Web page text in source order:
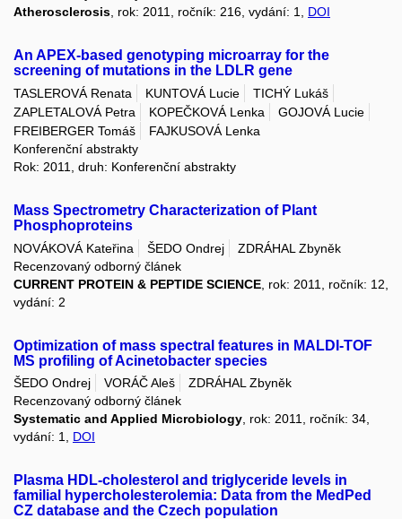
Atherosclerosis, rok: 2011, ročník: 216, vydání: 1, DOI
An APEX-based genotyping microarray for the
screening of mutations in the LDLR gene
TASLEROVÁ Renata KUNTOVÁ Lucie
TICHÝ Lukáš
ZAPLETALOVÁ Petra
KOPEČKOVÁ Lenka
GOJOVÁ Lucie
FREIBERGER Tomáš
FAJKUSOVÁ Lenka
Konferenční abstrakty
Rok: 2011, druh: Konferenční abstrakty
Mass Spectrometry Characterization of Plant
Phosphoproteins
NOVÁKOVÁ Kateřina ŠEDO Ondrej
ZDRÁHAL Zbyněk
Recenzovaný odborný článek
CURRENT PROTEIN & PEPTIDE SCIENCE , rok: 2011, ročník: 12,
vydání: 2
Optimization of mass spectral features in MALDI-TOF
MS profiling of Acinetobacter species
ŠEDO Ondrej VORÁČ Aleš
ZDRÁHAL Zbyněk
Recenzovaný odborný článek
Systematic and Applied Microbiology , rok: 2011, ročník: 34,
vydání: 1, DOI
Plasma HDL-cholesterol and triglyceride levels in
familial hypercholesterolemia: Data from the MedPed
CZ database and the Czech population